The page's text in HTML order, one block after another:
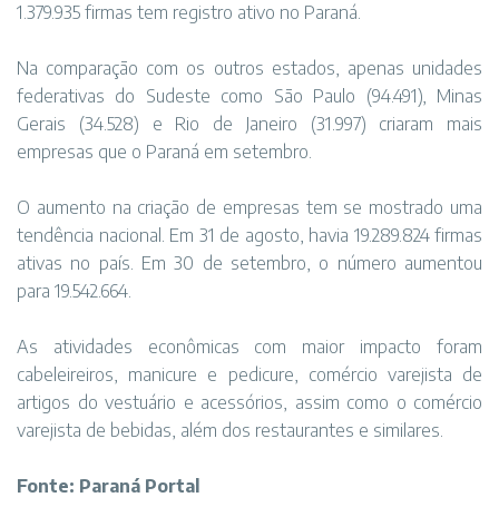
1.379.935 firmas tem registro ativo no Paraná.
Na comparação com os outros estados, apenas unidades
federativas do Sudeste como São Paulo (94.491), Minas
Gerais (34.528) e Rio de Janeiro (31.997) criaram mais
empresas que o Paraná em setembro.
O aumento na criação de empresas tem se mostrado uma
tendência nacional. Em 31 de agosto, havia 19.289.824 firmas
ativas no país. Em 30 de setembro, o número aumentou
para 19.542.664.
As atividades econômicas com maior impacto foram
cabeleireiros, manicure e pedicure, comércio varejista de
artigos do vestuário e acessórios, assim como o comércio
varejista de bebidas, além dos restaurantes e similares.
Fonte: Paraná Portal